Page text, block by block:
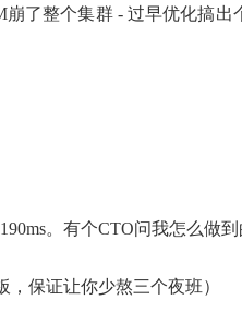
了整个集群 - 过早优化搞
。有个CTO问我怎么做
保证让你少熬三个夜班）